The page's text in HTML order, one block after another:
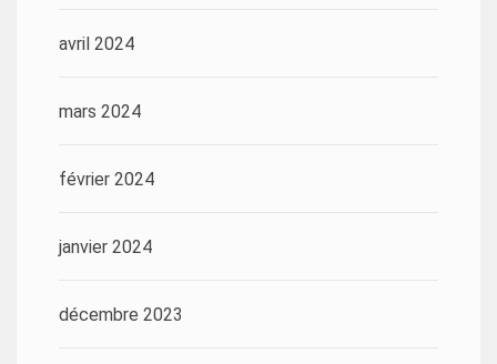
avril 2024
mars 2024
février 2024
janvier 2024
décembre 2023